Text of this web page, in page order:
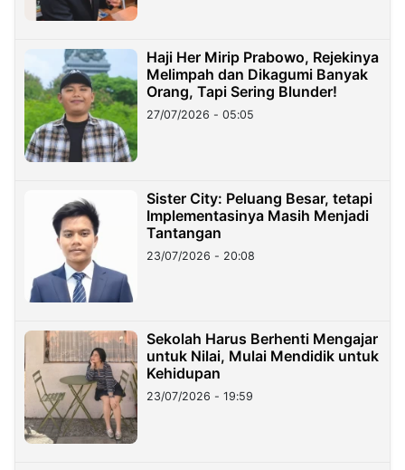
Haji Her Mirip Prabowo, Rejekinya
Melimpah dan Dikagumi Banyak
Orang, Tapi Sering Blunder!
27/07/2026 - 05:05
Sister City: Peluang Besar, tetapi
Implementasinya Masih Menjadi
Tantangan
23/07/2026 - 20:08
Sekolah Harus Berhenti Mengajar
untuk Nilai, Mulai Mendidik untuk
Kehidupan
23/07/2026 - 19:59